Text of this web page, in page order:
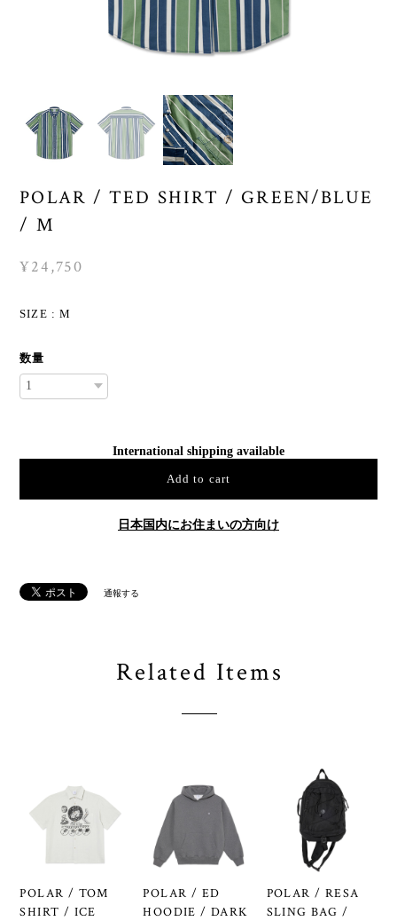
POLAR / TED SHIRT / GREEN/BLUE
/ M
¥24,750
SIZE : M
数量
International shipping available
Add to cart
日本国内にお住まいの方向け
通報する
Related Items
POLAR / TOM
SHIRT / ICE
POLAR / ED
HOODIE / DARK
POLAR / RESA
SLING BAG /